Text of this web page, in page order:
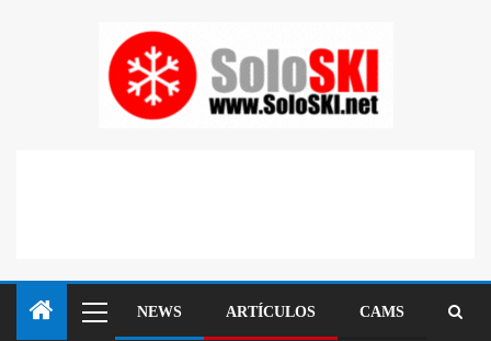
NEWS ARTÍCULOS CAMS